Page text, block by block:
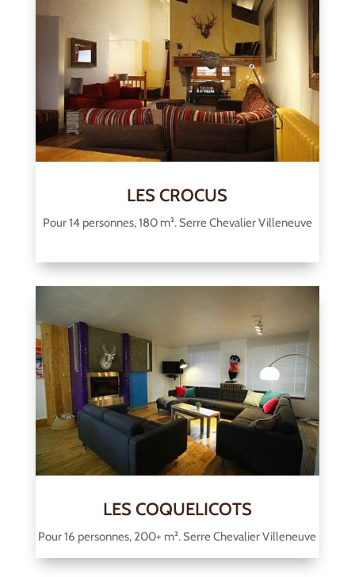
LES CROCUS
Pour 14 personnes, 180 m². Serre Chevalier Villeneuve
LES COQUELICOTS
Pour 16 personnes, 200+ m². Serre Chevalier Villeneuve